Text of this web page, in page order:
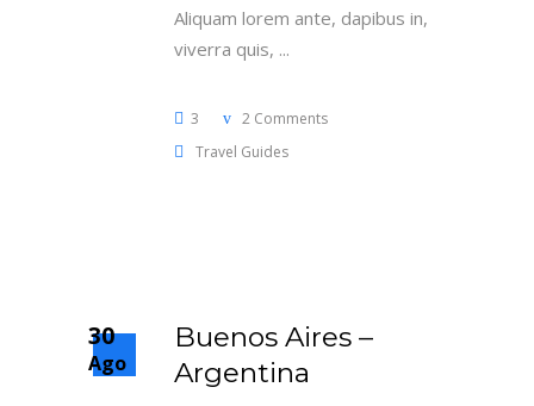
Aliquam lorem ante, dapibus in,
viverra quis,
3
2 Comments
Travel Guides
30
Ago
Buenos Aires –
Argentina